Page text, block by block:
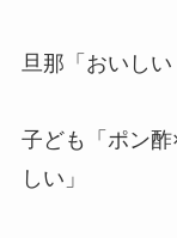
旦那「おいしい
子ども「ポン
しい」